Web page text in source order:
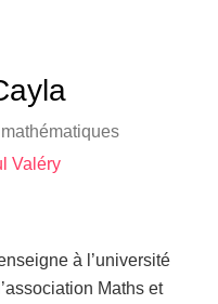
Valéry
à l’université
Maths et